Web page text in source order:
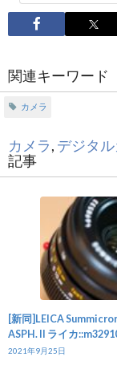
関連キーワード
カメラ
カメラ, デジタ
記事
[新同]LEICA
ASPH. II ライカ
2021年9月25日